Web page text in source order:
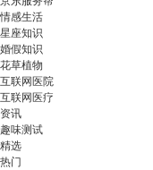
情感生活
星座知识
婚假知识
花草植物
互联网医院
互联网医疗
资讯
趣味测试
精选
热门